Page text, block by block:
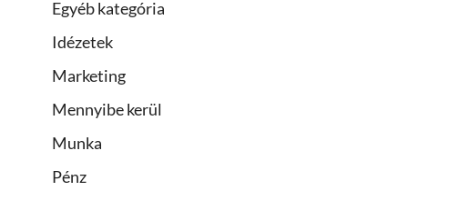
Egyéb kategória
Idézetek
Marketing
Mennyibe kerül
Munka
Pénz